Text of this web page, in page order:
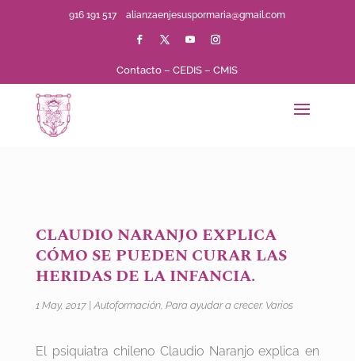
916 191 517alianzaenjesuspormaria@gmail.com
Contacto –CEDIS –CMIS
CLAUDIO NARANJO EXPLICA
CÓMO SE PUEDEN CURAR LAS
HERIDAS DE LA INFANCIA.
1 May, 2017|Autoformación, Para ayudar a crecer. Varios
El psiquiatra chileno Claudio Naranjo explica en